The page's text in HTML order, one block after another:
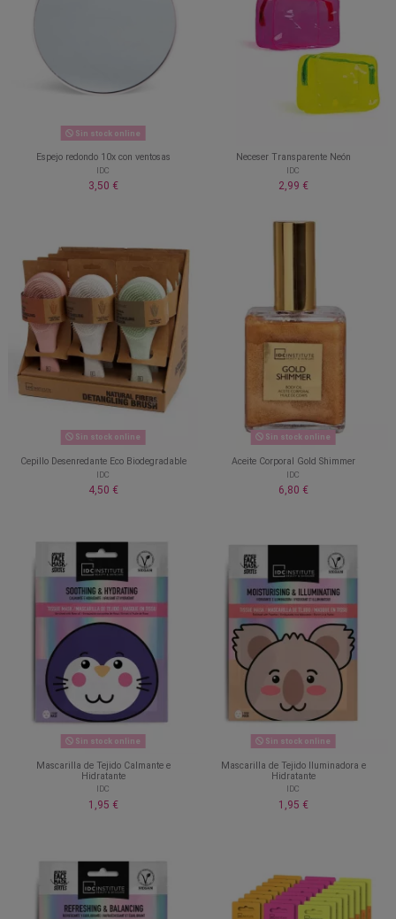
Sin stock online
Espejo redondo 10x con ventosas
IDC
3,50 €
Neceser Transparente Neón
IDC
2,99 €
Sin stock online
Cepillo Desenredante Eco Biodegradable
IDC
4,50 €
Sin stock online
Aceite Corporal Gold Shimmer
IDC
6,80 €
Sin stock online
Mascarilla de Tejido Calmante e
Hidratante
IDC
1,95 €
Sin stock online
Mascarilla de Tejido Iluminadora e
Hidratante
IDC
1,95 €